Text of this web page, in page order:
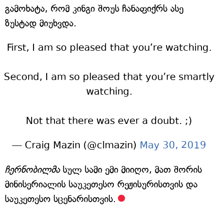
გამოხატა, რომ კინგი შოუს ჩანაფიქრს ასე
ზუსტად მიუხვდა.
First, I am so pleased that you’re watching.
Second, I am so pleased that you’re smartly
watching.
Not that there was ever a doubt. ;)
— Craig Mazin (@clmazin) May 30, 2019
ჩერნობილმასულ სამი ემი მიიღო, მათ შორის
მინისერიალის საუკეთესო რეჟისურისთვის და
საუკეთესო სცენარისთვის.